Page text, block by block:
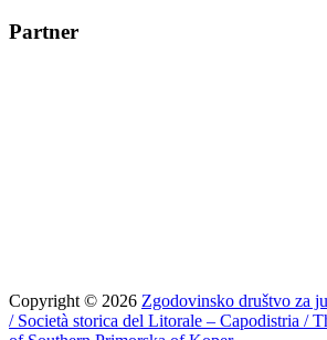
Partner
Copyright © 2026 Zgodovinsko društvo za
/ Società storica del Litorale – Capodistria /